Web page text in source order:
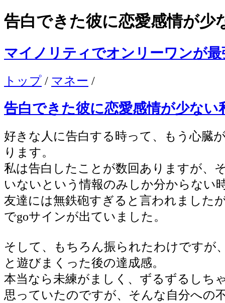
告白できた彼に恋愛感情が少
マイノリティでオンリーワンが最
トップ / マネー /
告白できた彼に恋愛感情が少ない
好きな人に告白する時って、もう心臓
ります。
私は告白したことが数回ありますが、
いないという情報のみしか分からない
友達には無鉄砲すぎると言われました
でgoサインが出ていました。
そして、もちろん振られたわけですが
と遊びまくった後の達成感。
本当なら未練がましく、ずるずるしち
思っていたのですが、そんな自分への